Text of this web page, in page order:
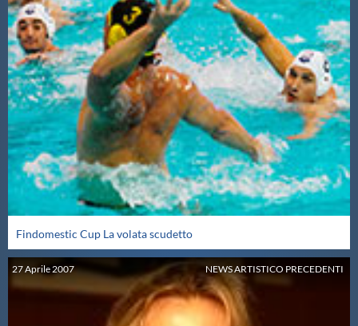
Findomestic Cup La volata scudetto
NEWS ARTISTICO PRECEDENTI
27Aprile2007